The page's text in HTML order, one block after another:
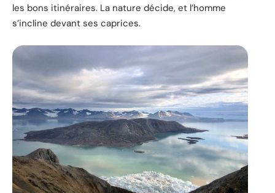
les bons itinéraires. La nature décide, et l’homme
s’incline devant ses caprices.